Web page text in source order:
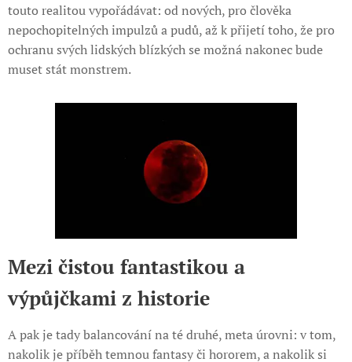
touto realitou vypořádávat: od nových, pro člověka
nepochopitelných impulzů a pudů, až k přijetí toho, že pro
ochranu svých lidských blízkých se možná nakonec bude
muset stát monstrem.
Mezi čistou fantastikou a
výpůjčkami z historie
A pak je tady balancování na té druhé, meta úrovni: v tom,
nakolik je příběh temnou fantasy či hororem, a nakolik si